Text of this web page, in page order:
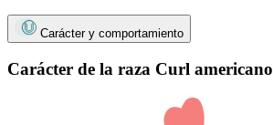
Carácter y comportamiento
Carácter de la raza Curl americano